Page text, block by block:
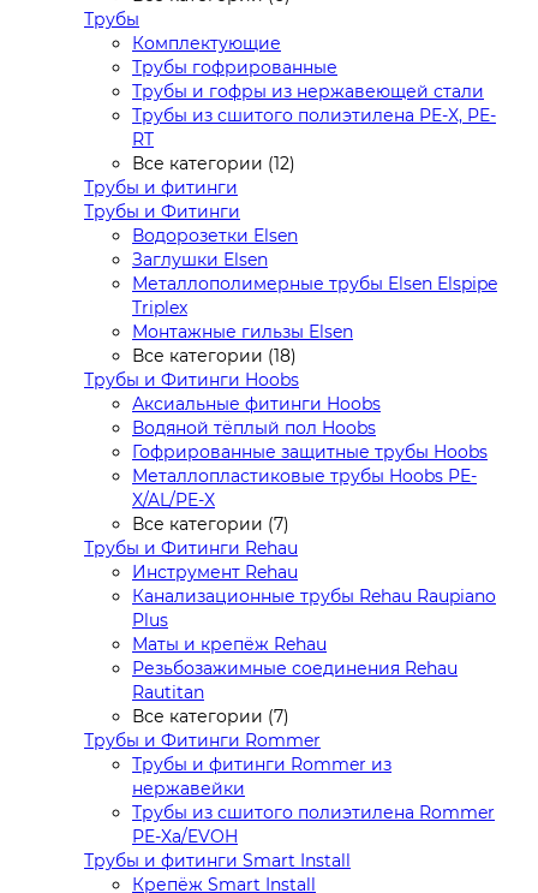
Трубы
Комплектующие
Трубы гофрированные
Трубы и гофры из нержавеющей стали
Трубы из сшитого полиэтилена PE-X, PE-
RT
Все категории (12)
Трубы и фитинги
Трубы и Фитинги
Водорозетки Elsen
Заглушки Elsen
Металлополимерные трубы Elsen Elspipe
Triplex
Монтажные гильзы Elsen
Все категории (18)
Трубы и Фитинги Hoobs
Аксиальные фитинги Hoobs
Водяной тёплый пол Hoobs
Гофрированные защитные трубы Hoobs
Металлопластиковые трубы Hoobs PE-
X/AL/PE-X
Все категории (7)
Трубы и Фитинги Rehau
Инструмент Rehau
Канализационные трубы Rehau Raupiano
Plus
Маты и крепёж Rehau
Резьбозажимные соединения Rehau
Rautitan
Все категории (7)
Трубы и Фитинги Rommer
Трубы и фитинги Rommer из
нержавейки
Трубы из сшитого полиэтилена Rommer
PE-Xa/EVOH
Трубы и фитинги Smart Install
Крепёж Smart Install